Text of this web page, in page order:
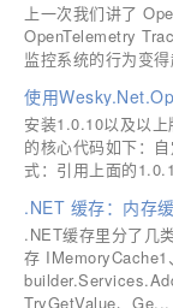
上一次我们讲了
OpenTelemetry
监控系统的行为变
安装1.0.10以及以
的核心代码如下：
式：引用上面的
.NET缓存里分了几
存 IMemoryCache1
TryGetValue、Ge...